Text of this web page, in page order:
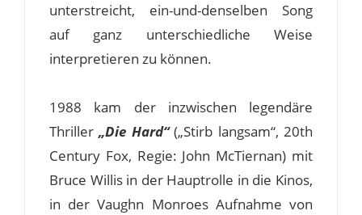
unterstreicht, ein-und-denselben Song
auf ganz unterschiedliche Weise
interpretieren zu können.
1988 kam der inzwischen legendäre
Thriller„Die Hard“(„Stirb langsam“, 20th
Century Fox, Regie: John McTiernan) mit
Bruce Willis in der Hauptrolle in die Kinos,
in der Vaughn Monroes Aufnahme von